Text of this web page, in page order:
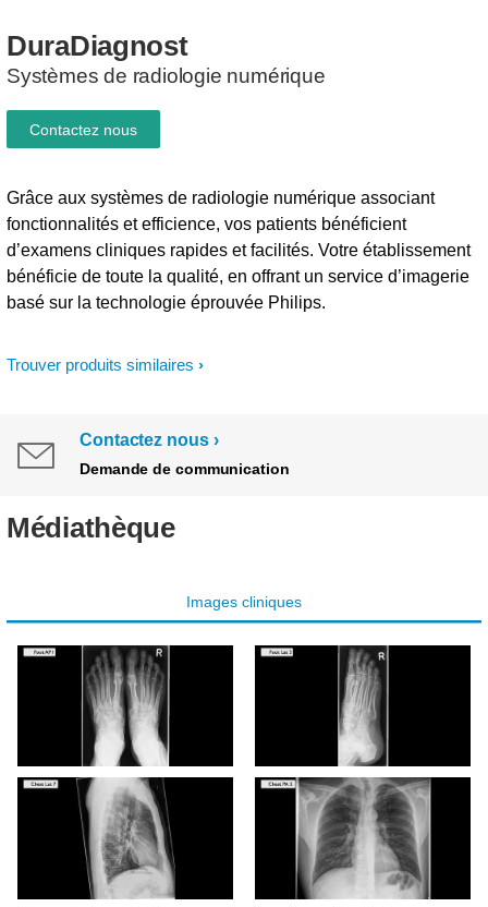
DuraDiagnost
Systèmes de radiologie numérique
Trouver produits similaires
Grâce aux systèmes de radiologie numérique associant
fonctionnalités et efficience, vos patients bénéficient
d’examens cliniques rapides et facilités. Votre établissement
bénéficie de toute la qualité, en offrant un service d’imagerie
basé sur la technologie éprouvée Philips.
Contactez nous
Contactez nous
Demande de communication
Médiathèque
Images cliniques